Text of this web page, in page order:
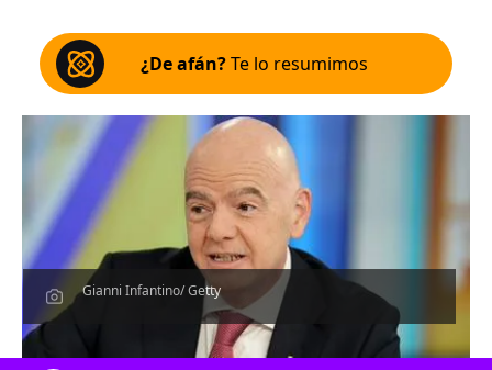
¿De afán?Te lo resumimos
Gianni Infantino/ Getty
Escucha el artículo